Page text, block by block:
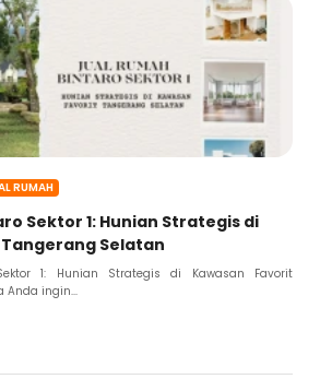
RUMAH
Sektor 1: Hunian Strategis di
Selatan
1: Hunian Strategis di Kawasan Favorit
Anda ingin...